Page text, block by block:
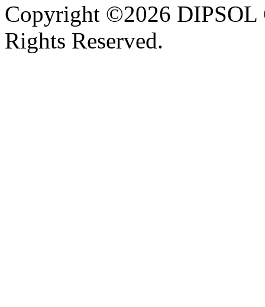
Copyright ©2026
Rights Reserved.